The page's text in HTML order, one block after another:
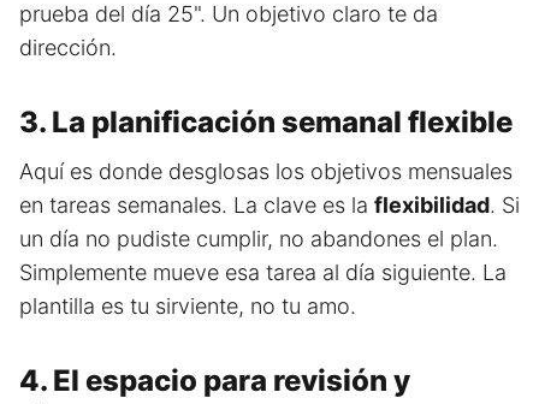
prueba del día 25". Un objetivo claro te da
dirección.
3. La planificación semanal flexible
Aquí es donde desglosas los objetivos mensuales
en tareas semanales. La clave es la flexibilidad. Si
un día no pudiste cumplir, no abandones el plan.
Simplemente mueve esa tarea al día siguiente. La
plantilla es tu sirviente, no tu amo.
4. El espacio para revisión y